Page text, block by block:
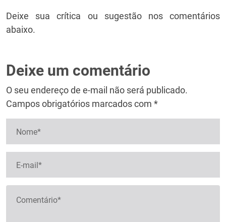
Deixe sua crítica ou sugestão nos comentários
abaixo.
Deixe um comentário
O seu endereço de e-mail não será publicado.
Campos obrigatórios marcados com *